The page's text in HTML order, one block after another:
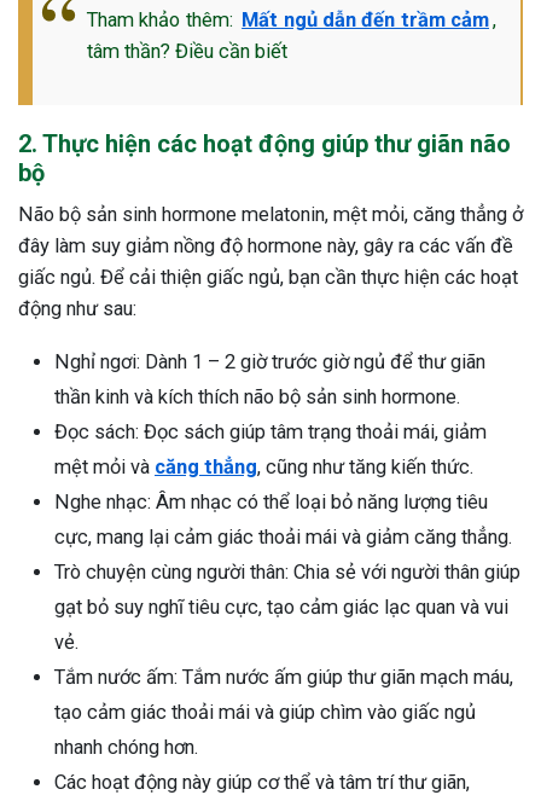
Tham khảo thêm: Mất ngủ dẫn đến trầm cảm,
tâm thần? Điều cần biết
2. Thực hiện các hoạt động giúp thư giãn não
bộ
Não bộ sản sinh hormone melatonin, mệt mỏi, căng thẳng ở
đây làm suy giảm nồng độ hormone này, gây ra các vấn đề
giấc ngủ. Để cải thiện giấc ngủ, bạn cần thực hiện các hoạt
động như sau:
Nghỉ ngơi: Dành 1 – 2 giờ trước giờ ngủ để thư giãn
thần kinh và kích thích não bộ sản sinh hormone.
Đọc sách: Đọc sách giúp tâm trạng thoải mái, giảm
mệt mỏi và căng thẳng, cũng như tăng kiến thức.
Nghe nhạc: Âm nhạc có thể loại bỏ năng lượng tiêu
cực, mang lại cảm giác thoải mái và giảm căng thẳng.
Trò chuyện cùng người thân: Chia sẻ với người thân giúp
gạt bỏ suy nghĩ tiêu cực, tạo cảm giác lạc quan và vui
vẻ.
Tắm nước ấm: Tắm nước ấm giúp thư giãn mạch máu,
tạo cảm giác thoải mái và giúp chìm vào giấc ngủ
nhanh chóng hơn.
Các hoạt động này giúp cơ thể và tâm trí thư giãn,